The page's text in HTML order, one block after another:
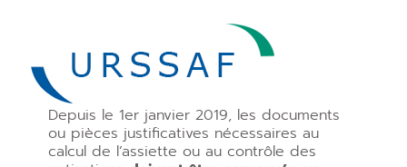
Depuis le 1er janvier 2019, les documents
ou pièces justificatives nécessaires au
calcul de l’assiette ou au contrôle des